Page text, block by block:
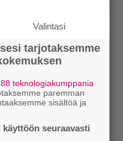
Valintasi
tarjotaksemme
88 teknologiakumppania
paremman
sisältöä ja
seuraavasti